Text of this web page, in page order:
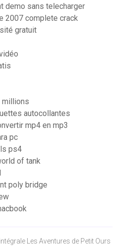
demo sans telecharger
2007 complete crack
gratuit
millions
autocollantes
mp4 en mp3
pc
ps4
of tank
poly bridge
Les Aventures de Petit Ours